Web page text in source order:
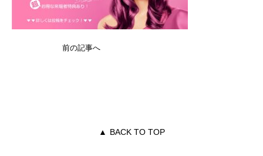
前の記事へ
▲ BACK TO TOP